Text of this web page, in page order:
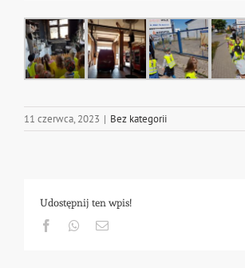
11 czerwca, 2023 | Bez kategorii
Udostępnij ten wpis!
FacebookWhatsapp
Email